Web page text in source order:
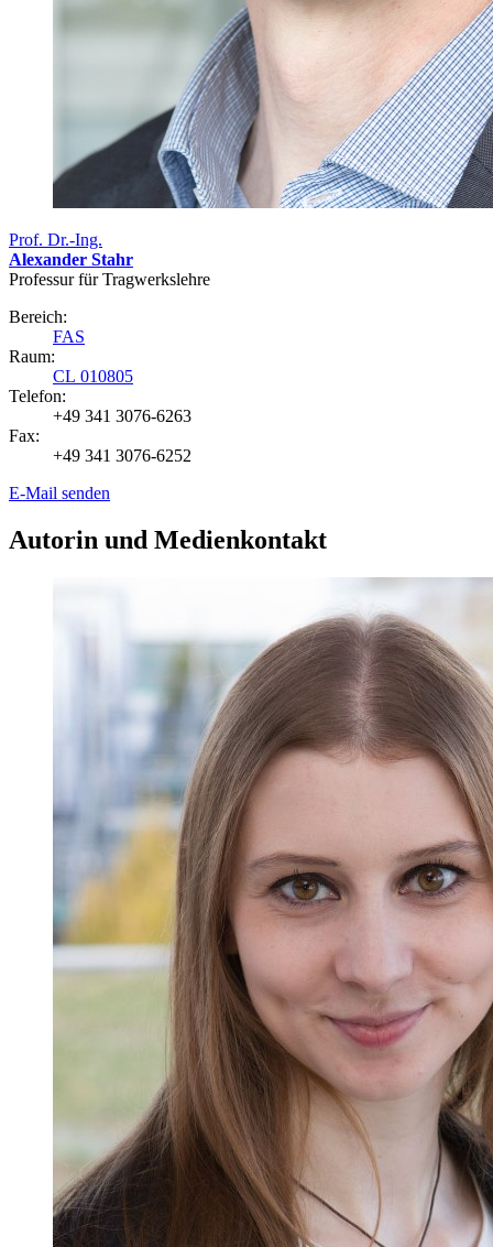
Prof. Dr.-Ing.
Alexander Stahr
Professur für Tragwerkslehre
Bereich:
FAS
Raum:
CL 010805
Telefon:
+49 341 3076-6263
Fax:
+49 341 3076-6252
E-Mail senden
Autorin und Medienkontakt